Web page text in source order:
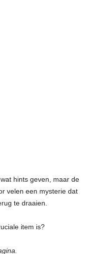
hints geven, maar de
velen een mysterie dat
te draaien.
item is?